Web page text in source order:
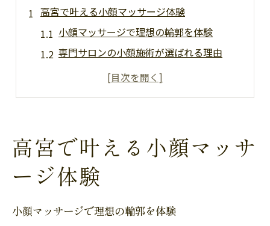
高宮で叶える小顔マッサージ体験
小顔マッサージで理想の輪郭を体験
専門サロンの小顔施術が選ばれる理由
高宮エリアで小顔効果を感じる方法
小顔マッサージで顔のむくみをリセット
リンパの流れを促進する小顔ケア
小顔効果を高める生活習慣の工夫
高宮で叶える小顔マッサ
ージ体験
小顔マッサージで理想の輪郭を体験